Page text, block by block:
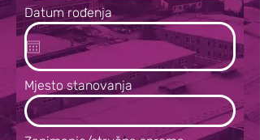
Datum rođenja
Mjesto stanovanja